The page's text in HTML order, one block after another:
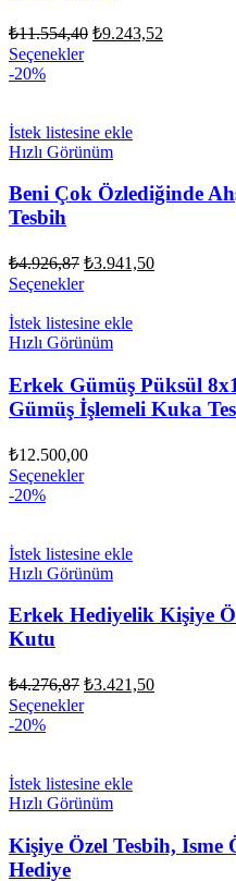
₺11.554,40 Orijinal
₺9.243,52
Seçenekler
-20%
İstek listesine ekle
Hızlı Görünüm
Beni Çok Özlediğinde
Tesbih
₺4.926,87 Orijinal
fiyat:
₺3.941,50Şu
Seçenekler
İstek listesine ekle
Hızlı Görünüm
Erkek Gümüş Püksül
Gümüş İşlemeli Kuka
₺12.500,00
Seçenekler
-20%
İstek listesine ekle
Hızlı Görünüm
Erkek Hediyelik Kişiye
Kutu
₺4.276,87 Orijinal
fiyat:
₺3.421,50Şu
Seçenekler
-20%
İstek listesine ekle
Hızlı Görünüm
Kişiye Özel Tesbih, Isme
Hediye